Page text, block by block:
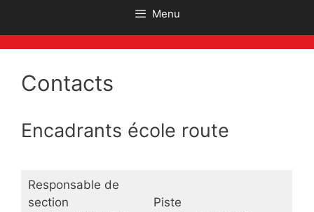
Menu
Contacts
Encadrants école route
Responsable de
section
Piste